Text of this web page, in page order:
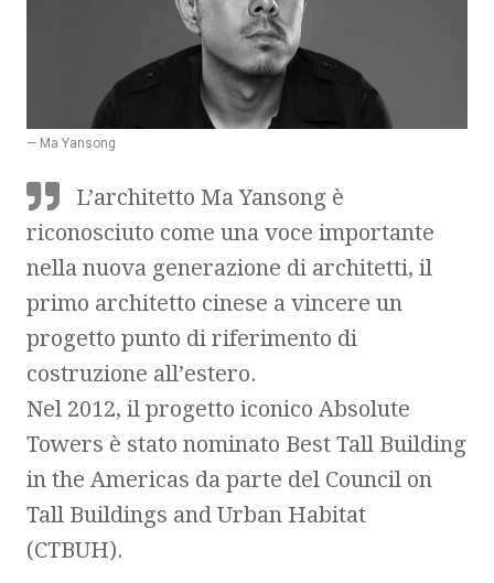
— Ma Yansong
L’architetto Ma Yansong è
riconosciuto come una voce importante
nella nuova generazione di architetti, il
primo architetto cinese a vincere un
progetto punto di riferimento di
costruzione all’estero.
Nel 2012, il progetto iconico Absolute
Towers è stato nominato Best Tall Building
in the Americas da parte del Council on
Tall Buildings and Urban Habitat
(CTBUH).